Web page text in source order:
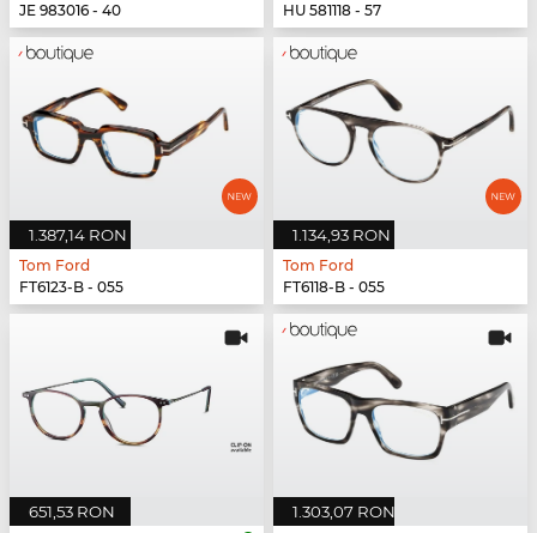
JE 983016 - 40
HU 581118 - 57
1.387,14 RON
Tom Ford
FT6123-B - 055
1.134,93 RON
Tom Ford
FT6118-B - 055
651,53 RON 1.303,07 RON